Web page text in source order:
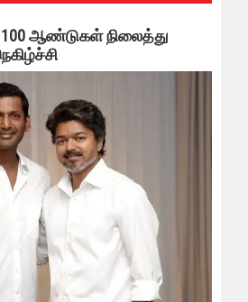
ஆண்டுகள் நிலைத்து